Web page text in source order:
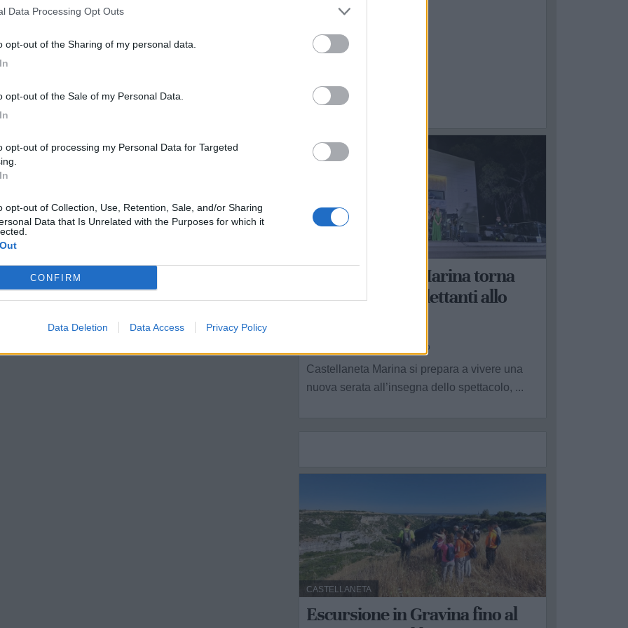
Data Processing Opt Outs
opt-out of the Sharing of my personal data.
opt-out of the Sale of my Personal Data.
Data that Is Unrelated with the Purposes for which it
CONFIRM
Data Deletion Data Access Privacy Policy
quindi a disposizione della struttura semplice
Di Lena. Con l’ausilio di questo robot,
Di Pippa, Enrico De Marzo, Roberto
in avanti interverrà senza bisturi e senza calore,
dei tessuti circostanti.
che rispetto all’operazione tradizionale avrà
operatori conservando le sue funzioni sessuali, ma
liste d’attesa sempre più lunghe. Gli interventi
pochi minuti permettendo ai medici di operare un
rispetto al passato.
tua città direttamente sul tuo smartphone.
A Castellaneta Marina torna
“La Corrida – Dilettanti allo
La Redazione - gio 30 luglio
Castellaneta Marina si prepara a vivere una
nuova serata all’insegna dello spettacolo, ...
CASTELLANETA
Escursione in Gravina fino al